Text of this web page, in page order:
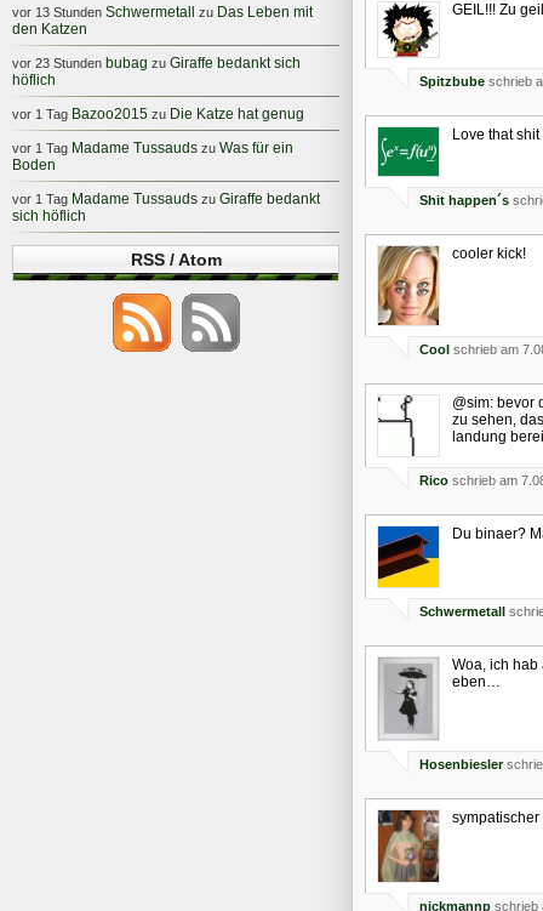
GEIL!!! Zu
Spitzbube schrieb
Love that shit
Shit happen´s
cooler kick!
Cool schrieb am
@sim: bevor
zu sehen,
landung
Rico schrieb am
Du binaer?
Schwermetall
Woa, ich
eben…
Hosenbiesler
sympatischer
nickmannp schrieb
vor 13 Stunden Schwermetall zu Das Leben mit
den Katzen
vor 23 Stunden bubag zu Giraffe bedankt sich
höflich
vor 1 Tag Bazoo2015 zu Die Katze hat genug
vor 1 Tag Madame Tussauds zu Was für ein
Boden
vor 1 Tag Madame Tussauds zu Giraffe bedankt
sich höflich
RSS / Atom